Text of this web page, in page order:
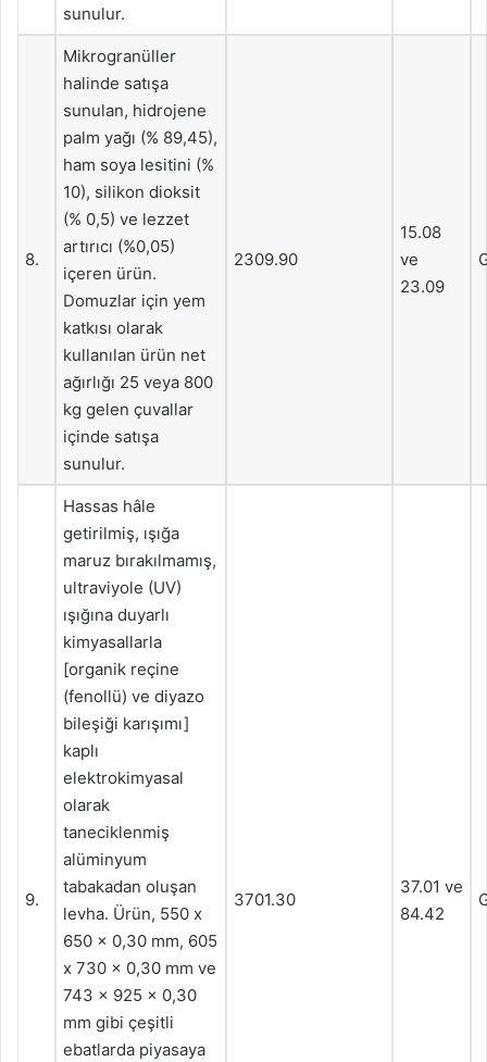
sunulur.
8.
Mikrogranüller
halinde satışa
sunulan, hidrojene
palm yağı (% 89,45),
ham soya lesitini (%
10), silikon dioksit
(% 0,5) ve lezzet
artırıcı (%0,05)
içeren ürün.
Domuzlar için yem
katkısı olarak
kullanılan ürün net
ağırlığı 25 veya 800
kg gelen çuvallar
içinde satışa
sunulur.
2309.90
15.08
ve
23.09
9.
Hassas hâle
getirilmiş, ışığa
maruz bırakılmamış,
ultraviyole (UV)
ışığına duyarlı
kimyasallarla
[organik reçine
(fenollü) ve diyazo
bileşiği karışımı]
kaplı
elektrokimyasal
olarak
taneciklenmiş
alüminyum
tabakadan oluşan
levha. Ürün, 550 x
650 x 0,30 mm, 605
x 730 x 0,30 mm ve
743 x 925 x 0,30
mm gibi çeşitli
ebatlarda piyasaya
3701.30
37.01 ve
84.42